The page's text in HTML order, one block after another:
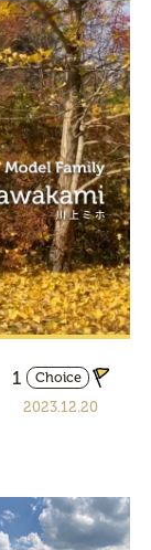
1
Choice
2023.12.20